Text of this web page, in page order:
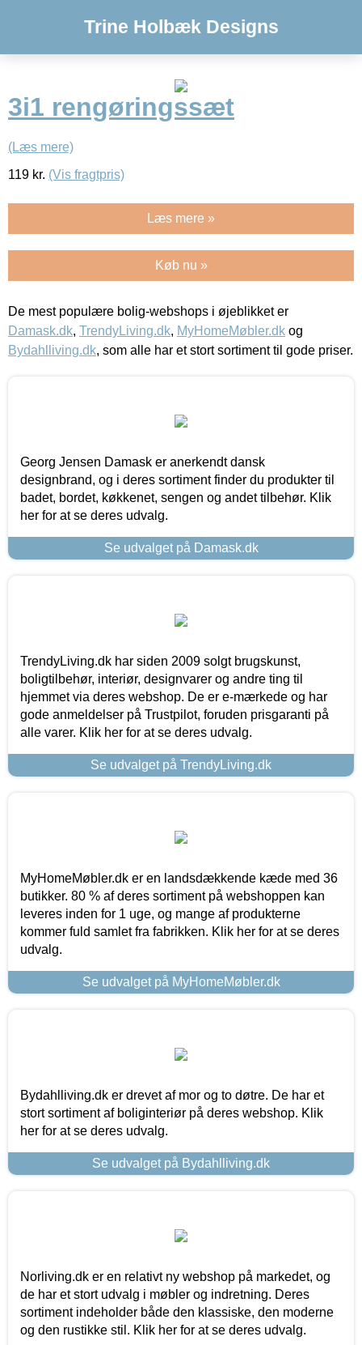
Trine Holbæk Designs
3i1 rengøringssæt
(Læs mere)
119 kr. (Vis fragtpris)
Læs mere »
Køb nu »
De mest populære bolig-webshops i øjeblikket er
Damask.dk, TrendyLiving.dk, MyHomeMøbler.dk og
Bydahlliving.dk, som alle har et stort sortiment til gode priser.
Georg Jensen Damask er anerkendt dansk
designbrand, og i deres sortiment finder du produkter til
badet, bordet, køkkenet, sengen og andet tilbehør. Klik
her for at se deres udvalg.
Se udvalget på Damask.dk
TrendyLiving.dk har siden 2009 solgt brugskunst,
boligtilbehør, interiør, designvarer og andre ting til
hjemmet via deres webshop. De er e-mærkede og har
gode anmeldelser på Trustpilot, foruden prisgaranti på
alle varer. Klik her for at se deres udvalg.
Se udvalget på TrendyLiving.dk
MyHomeMøbler.dk er en landsdækkende kæde med 36
butikker. 80 % af deres sortiment på webshoppen kan
leveres inden for 1 uge, og mange af produkterne
kommer fuld samlet fra fabrikken. Klik her for at se deres
udvalg.
Se udvalget på MyHomeMøbler.dk
Bydahlliving.dk er drevet af mor og to døtre. De har et
stort sortiment af boliginteriør på deres webshop. Klik
her for at se deres udvalg.
Se udvalget på Bydahlliving.dk
Norliving.dk er en relativt ny webshop på markedet, og
de har et stort udvalg i møbler og indretning. Deres
sortiment indeholder både den klassiske, den moderne
og den rustikke stil. Klik her for at se deres udvalg.